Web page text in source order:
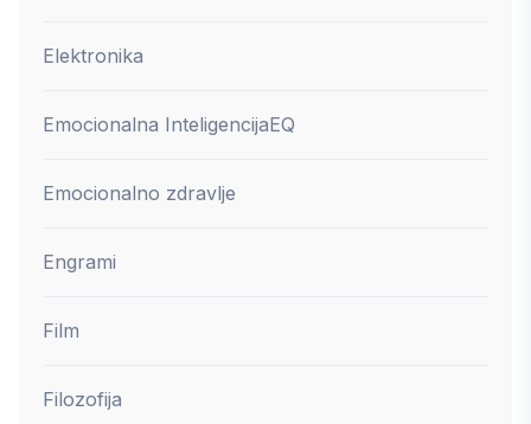
Elektronika
Emocionalna InteligencijaEQ
Emocionalno zdravlje
Engrami
Film
Filozofija